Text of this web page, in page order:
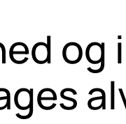
og